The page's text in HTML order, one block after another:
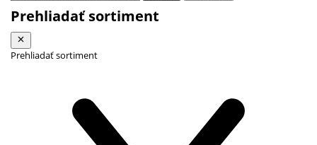
Prehliadať sortiment
Prehliadať sortiment